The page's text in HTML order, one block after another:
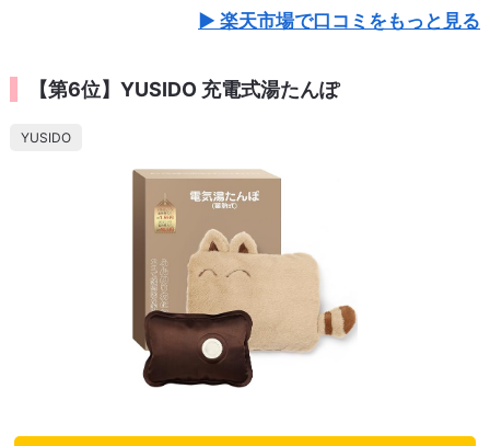
楽天市場で口コミをもっと見る
【第6位】YUSIDO 充電式湯たんぽ
YUSIDO